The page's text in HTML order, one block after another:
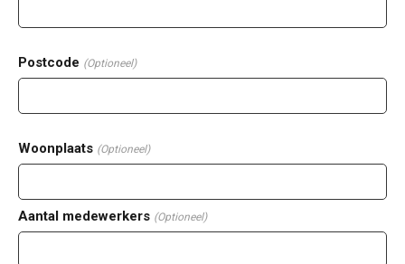
Postcode (Optioneel)
Woonplaats (Optioneel)
Aantal medewerkers (Optioneel)